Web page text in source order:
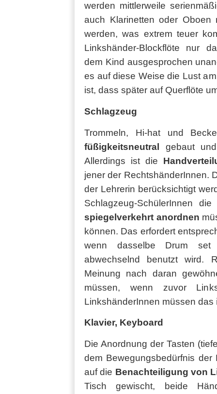
werden mittlerweile
auch Klarinetten oder Oboen
werden, was extrem teuer
Linkshänder-Blockflöte nur
dem Kind ausgesprochen
es auf diese Weise die Lust
ist, dass später auf Querflöte
Schlagzeug
Trommeln, Hi-hat und
füßigkeitsneutral gebaut
Allerdings ist die
jener der RechtshänderInnen.
der Lehrerin berücksichtigt
Schlagzeug-SchülerInnen
spiegelverkehrt anordnen
können. Das erfordert
wenn dasselbe Drum set
abwechselnd benutzt wird.
Meinung nach daran
müssen, wenn zuvor
LinkshänderInnen müssen
Klavier, Keyboard
Die Anordnung der Tasten
dem Bewegungsbedürfnis der
auf die Benachteiligung von
Tisch gewischt, beide